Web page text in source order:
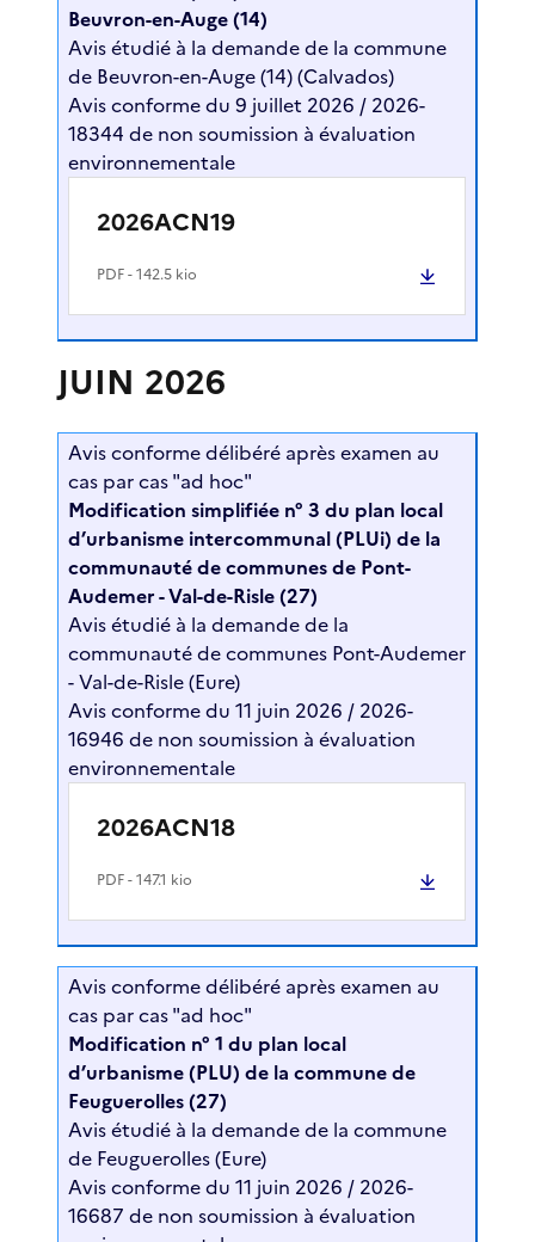
Beuvron-en-Auge (14)
Avis étudié à la demande de la commune
de Beuvron-en-Auge (14) (Calvados)
Avis conforme du 9 juillet 2026 / 2026-
18344 de non soumission à évaluation
environnementale
2026ACN19
PDF- 142.5 kio
JUIN 2026
Avis conforme délibéré après examen au
cas par cas "ad hoc"
Modification simplifiée n° 3 du plan local
d’urbanisme intercommunal (PLUi) de la
communauté de communes de Pont-
Audemer - Val-de-Risle (27)
Avis étudié à la demande de la
communauté de communes Pont-Audemer
- Val-de-Risle (Eure)
Avis conforme du 11 juin 2026 / 2026-
16946 de non soumission à évaluation
environnementale
2026ACN18
PDF- 147.1 kio
Avis conforme délibéré après examen au
cas par cas "ad hoc"
Modification n° 1 du plan local
d’urbanisme (PLU) de la commune de
Feuguerolles (27)
Avis étudié à la demande de la commune
de Feuguerolles (Eure)
Avis conforme du 11 juin 2026 / 2026-
16687 de non soumission à évaluation